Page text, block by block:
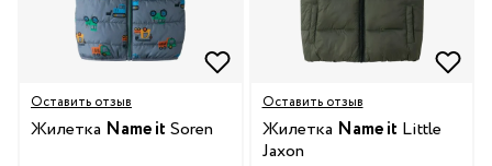
Оставить отзыв
Жилетка Name it Soren
Оставить отзыв
Жилетка Name it Little
Jaxon